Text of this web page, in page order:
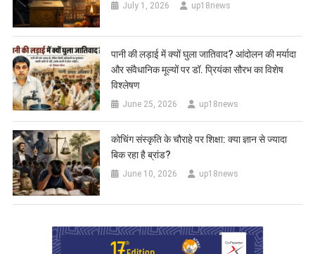
July 1, 2026 up18news
पानी की लड़ाई में क्यों घुला जातिवाद? आंदोलन की मर्यादा
और संवैधानिक मूल्यों पर डॉ. प्रियंका सौरभ का विशेष
विश्लेषण
June 25, 2026 up18news
कोचिंग संस्कृति के चौराहे पर शिक्षा: क्या ज्ञान से ज्यादा
बिक रहा है ब्रांड?
June 10, 2026 up18news